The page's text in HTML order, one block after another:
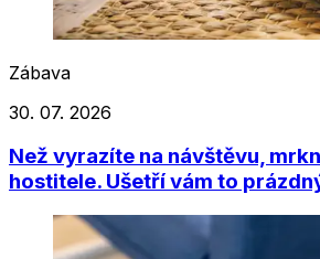
Zábava
30. 07. 2026
Než vyrazíte na návštěvu,
hostitele. Ušetří vám to